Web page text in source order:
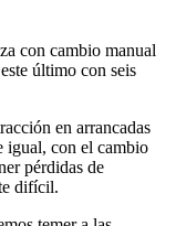
con cambio manual
último con seis
en arrancadas
igual, con el cambio
pérdidas de
difícil.